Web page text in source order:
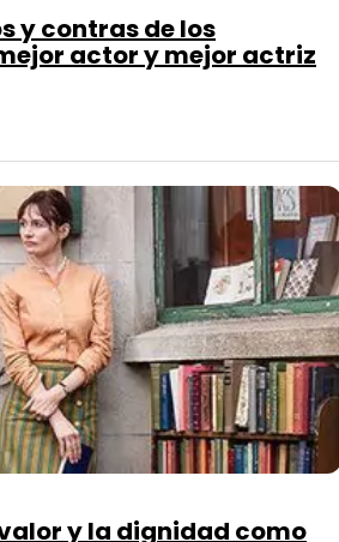
y contras de los
actor y mejor actriz
y la dignidad como